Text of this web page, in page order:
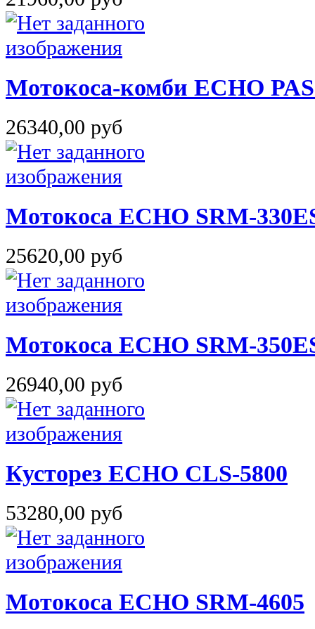
Мотокоса-комби ECHO
26340,00 руб
Мотокоса ECHO SRM-
25620,00 руб
Мотокоса ECHO SRM-
26940,00 руб
Кусторез ECHO CLS-5800
53280,00 руб
Мотокоса ECHO SRM-4605